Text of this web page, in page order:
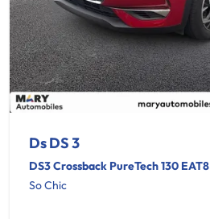
Ds DS 3
DS3 Crossback PureTech 130 EAT8
So Chic